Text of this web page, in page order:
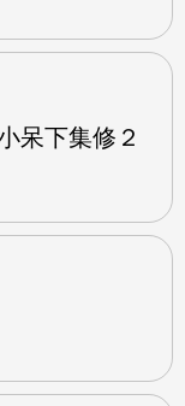
呆下集修２